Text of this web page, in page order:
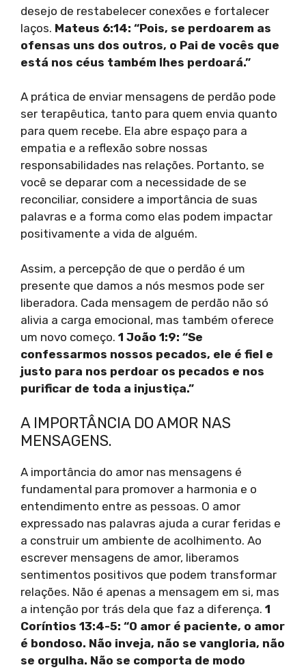
desejo de restabelecer conexões e fortalecer
laços. Mateus 6:14: “Pois, se perdoarem as
ofensas uns dos outros, o Pai de vocês que
está nos céus também lhes perdoará.”
A prática de enviar mensagens de perdão pode
ser terapêutica, tanto para quem envia quanto
para quem recebe. Ela abre espaço para a
empatia e a reflexão sobre nossas
responsabilidades nas relações. Portanto, se
você se deparar com a necessidade de se
reconciliar, considere a importância de suas
palavras e a forma como elas podem impactar
positivamente a vida de alguém.
Assim, a percepção de que o perdão é um
presente que damos a nós mesmos pode ser
liberadora. Cada mensagem de perdão não só
alivia a carga emocional, mas também oferece
um novo começo. 1 João 1:9: “Se
confessarmos nossos pecados, ele é fiel e
justo para nos perdoar os pecados e nos
purificar de toda a injustiça.”
A IMPORTÂNCIA DO AMOR NAS
MENSAGENS.
A importância do amor nas mensagens é
fundamental para promover a harmonia e o
entendimento entre as pessoas. O amor
expressado nas palavras ajuda a curar feridas e
a construir um ambiente de acolhimento. Ao
escrever mensagens de amor, liberamos
sentimentos positivos que podem transformar
relações. Não é apenas a mensagem em si, mas
a intenção por trás dela que faz a diferença. 1
Coríntios 13:4-5: “O amor é paciente, o amor
é bondoso. Não inveja, não se vangloria, não
se orgulha. Não se comporta de modo